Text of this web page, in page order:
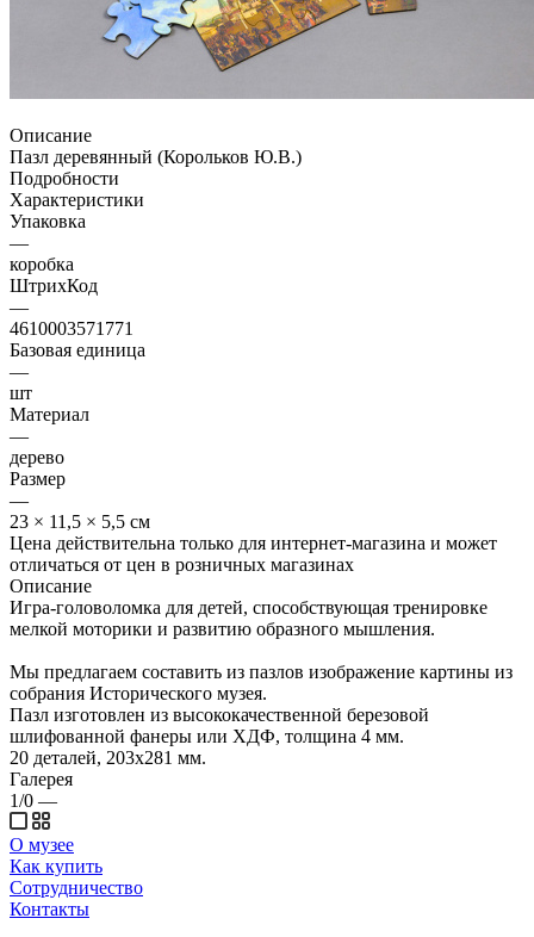
Описание
Пазл деревянный (Корольков Ю.В.)
Подробности
Характеристики
Упаковка
—
коробка
ШтрихКод
—
4610003571771
Базовая единица
—
шт
Материал
—
дерево
Размер
—
23 × 11,5 × 5,5 см
Цена действительна только для интернет-магазина и может
отличаться от цен в розничных магазинах
Описание
Игра-головоломка для детей, способствующая тренировке
мелкой моторики и развитию образного мышления.
Мы предлагаем составить из пазлов изображение картины из
собрания Исторического музея.
Пазл изготовлен из высококачественной березовой
шлифованной фанеры или ХДФ, толщина 4 мм.
20 деталей, 203х281 мм.
Галерея
1/0 —
О музее
Как купить
Сотрудничество
Контакты